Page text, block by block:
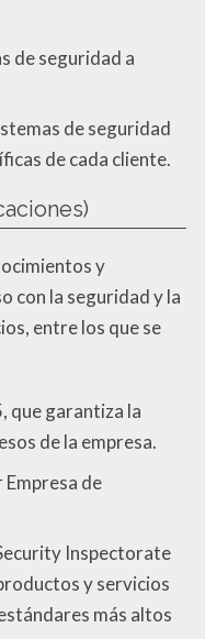
de seguridad a
de seguridad
de cada cliente.
y
con la seguridad y la
entre los que se
que garantiza la
de la empresa.
de
Inspectorate
y servicios
más altos